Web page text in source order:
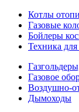
Котлы
Газовые
Бойлеры
Техника
Газовое
Воздушно-
Дымоходы